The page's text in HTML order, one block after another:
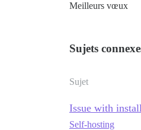
Meilleurs vœux
Sujets
Sujet
Issue with
Self-hosting